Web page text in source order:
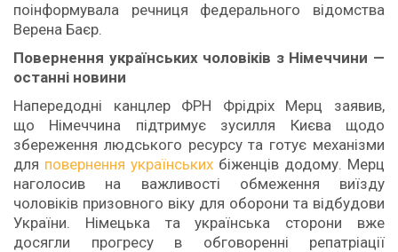
поінформувала речниця федерального відомства
Верена Баєр.
Повернення українських чоловіків з Німеччини —
останні новини
Напередодні канцлер ФРН Фрідріх Мерц заявив,
що Німеччина підтримує зусилля Києва щодо
збереження людського ресурсу та готує механізми
для повернення українських біженців додому. Мерц
наголосив на важливості обмеження виїзду
чоловіків призовного віку для оборони та відбудови
України. Німецька та українська сторони вже
досягли прогресу в обговоренні репатріації